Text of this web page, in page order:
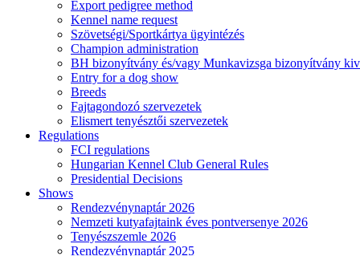
Export pedigree method
Kennel name request
Szövetségi/Sportkártya ügyintézés
Champion administration
BH bizonyítvány és/vagy Munkavizsga bizonyítvány
Entry for a dog show
Breeds
Fajtagondozó szervezetek
Elismert tenyésztői szervezetek
Regulations
FCI regulations
Hungarian Kennel Club General Rules
Presidential Decisions
Shows
Rendezvénynaptár 2026
Nemzeti kutyafajtaink éves pontversenye 2026
Tenyészszemle 2026
Rendezvénynaptár 2025